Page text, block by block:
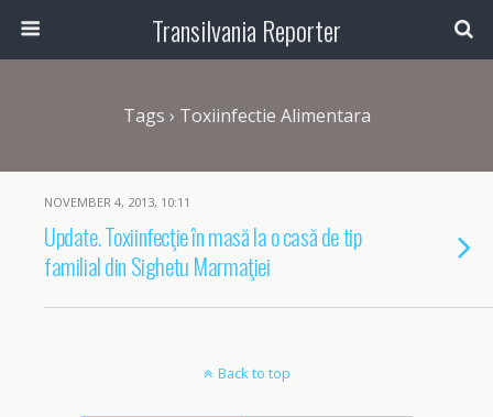
Transilvania Reporter
Tags › Toxiinfectie Alimentara
NOVEMBER 4, 2013, 10:11
Update. Toxiinfecţie în masă la o casă de tip
familial din Sighetu Marmaţiei
Back to top